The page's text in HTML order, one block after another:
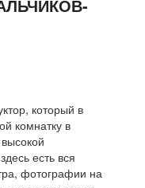
который в
комнатку в
есть вся
фотографии на